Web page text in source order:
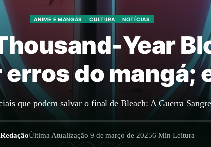
ANIME E MANGÁS CULTURA NOTÍCIAS
Year
do mangá;
que podem salvar o final de Bleach: A Guerra
RedaçãoÚltima Atualização 9 de março de 20256 Min Leitura